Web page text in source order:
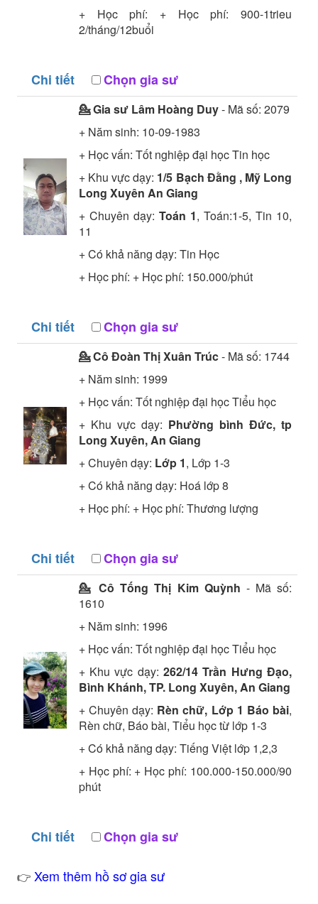
+ Học phí: + Học phí: 900-1trieu
2/tháng/12buổi
Chi tiết Chọn gia sư
💁 Gia sư Lâm Hoàng Duy- Mã số: 2079
+ Năm sinh: 10-09-1983
+ Học vấn: Tốt nghiệp đại họcTin học
+ Khu vực dạy: 1/5 Bạch Đằng , Mỹ Long
Long Xuyên An Giang
+ Chuyên dạy: Toán 1, Toán:1-5, Tin 10,
11
+ Có khả năng dạy: Tin Học
+ Học phí: + Học phí: 150.000/phút
Chi tiết Chọn gia sư
💁 Cô Đoàn Thị Xuân Trúc- Mã số: 1744
+ Năm sinh: 1999
+ Học vấn: Tốt nghiệp đại họcTiểu học
+ Khu vực dạy: Phường bình Đức, tp
Long Xuyên, An Giang
+ Chuyên dạy: Lớp 1, Lớp 1-3
+ Có khả năng dạy: Hoá lớp 8
+ Học phí: + Học phí: Thương lượng
Chi tiết Chọn gia sư
💁 CôTống Thị Kim Quỳnh - Mã số:
1610
+ Năm sinh: 1996
+ Học vấn: Tốt nghiệp đại họcTiểu học
+ Khu vực dạy:262/14 Trần Hưng Đạo,
Bình Khánh, TP. Long Xuyên, An Giang
+ Chuyên dạy: Rèn chữ, Lớp 1 Báo bài,
Rèn chữ, Báo bài, Tiểu học từ lớp 1-3
+ Có khả năng dạy: Tiếng Việt lớp 1,2,3
+ Học phí: + Học phí: 100.000-150.000/90
phút
Chi tiết Chọn gia sư
👉 Xem thêm hồ sơ gia sư